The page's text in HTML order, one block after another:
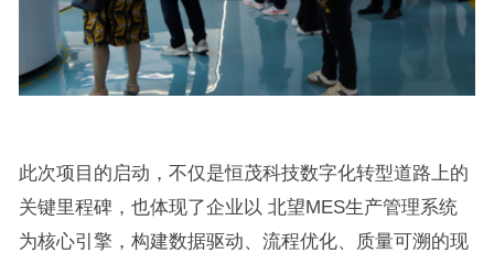
此次项目的启动，不仅是恒茂科技数字化转型道路上的
关键里程碑，也体现了企业以 北望MES生产管理系统
为核心引擎，构建数据驱动、流程优化、质量可溯的现